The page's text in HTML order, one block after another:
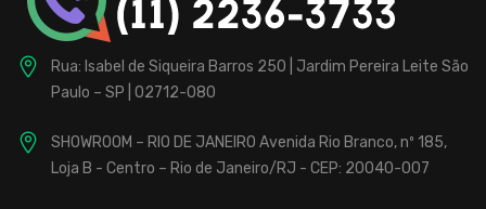
Rua: Isabel de Siqueira Barros 250 | Jardim Pereira Leite São
Paulo – SP | 02712-080
SHOWROOM – RIO DE JANEIRO Avenida Rio Branco, nº 185,
Loja B - Centro – Rio de Janeiro/RJ - CEP: 20040-007